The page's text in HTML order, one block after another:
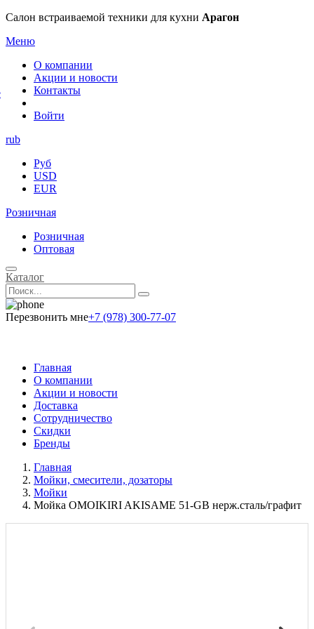
Салон встраиваемой техники для кухни Арагон
Меню
О компании
Акции и новости
Контакты
Войти
rub
Руб
USD
EUR
Розничная
Розничная
Оптовая
Каталог
Перезвонить мне+7 (978) 300-77-07
Главная
О компании
Акции и новости
Доставка
Сотрудничество
Скидки
Бренды
Главная
Мойки, смесители, дозаторы
Мойки
Мойка OMOIKIRI AKISAME 51-GB нерж.сталь/графит